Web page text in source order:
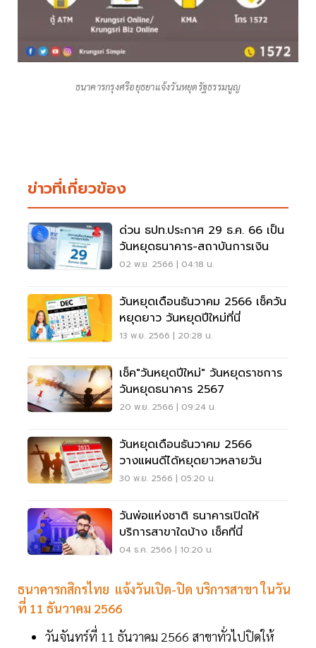
ธนาคารกรุงศรีอยุธยาแจ้งวันหยุดรัฐธรรมนูญ
ข่าวที่เกี่ยวข้อง
ด่วน ธปท.ประกาศ 29 ธ.ค. 66 เป็น
วันหยุดธนาคาร-สถาบันการเงิน
02 พ.ย. 2566 | 04:18 น.
วันหยุดเดือนธันวาคม 2566 เช็ควัน
หยุดยาว วันหยุดปีใหม่ที่นี่
13 พ.ย. 2566 | 20:28 น.
เช็ค"วันหยุดปีใหม่" วันหยุดราชการ
วันหยุดธนาคาร 2567
20 พ.ย. 2566 | 09:24 น.
วันหยุดเดือนธันวาคม 2566
วางแผนดีได้หยุดยาวหลายวัน
30 พ.ย. 2566 | 05:20 น.
วันพ่อแห่งชาติ ธนาคารเปิดให้
บริการสาขาใดบ้าง เช็คที่นี่
04 ธ.ค. 2566 | 10:20 น.
ธนาคารกสิกรไทย แจ้งวันเปิด-ปิด บริการสาขา ในวัน
ที่ 11 ธันวาคม 2566
วันจันทร์ที่ 11 ธันวาคม 2566 สาขาทั่วไปปิดให้